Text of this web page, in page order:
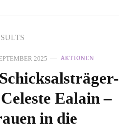
2025 AKTIONEN
Ealain –
in die